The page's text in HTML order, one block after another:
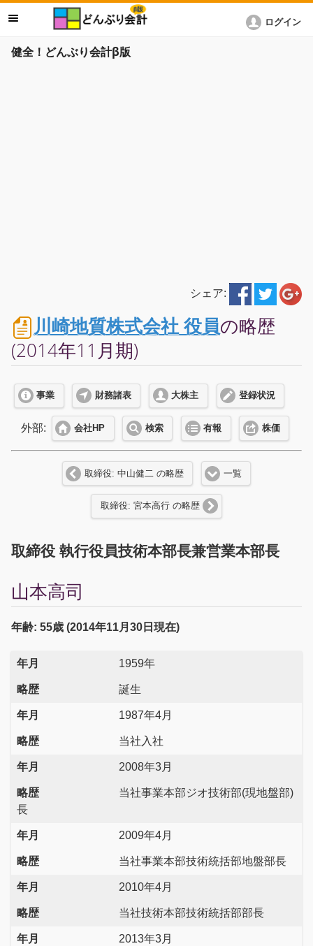
健全！どんぶり会計β版
ログイン
シェア:
川崎地質株式会社 役員の略歴
(2014年11月期)
事業 財務諸表 大株主 登録状況
外部: 会社HP 検索 有報 株価
取締役: 中山健二 の略歴 一覧
取締役: 宮本高行 の略歴
取締役 執行役員技術本部長兼営業本部長
山本高司
年齢: 55歳 (2014年11月30日現在)
年月 1959年
略歴 誕生
年月 1987年4月
略歴 当社入社
年月 2008年3月
略歴
当社事業本部ジオ技術部(現地盤部)
長
年月 2009年4月
略歴 当社事業本部技術統括部地盤部長
年月 2010年4月
略歴 当社技術本部技術統括部部長
年月 2013年3月